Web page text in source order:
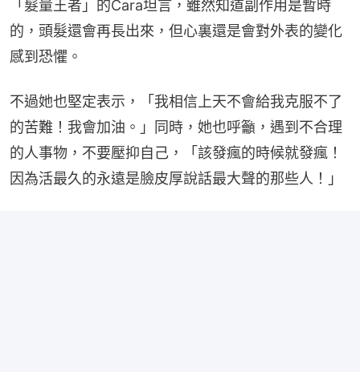
「髮量王者」的Cara坦言，雖然知道副作用是暫時
的，頭髮還會再長出來，但心裏還是會對外表的變化
感到恐懼。
不過她也堅定表示，「我相信上天不會給我克服不了
的苦難！我會加油。」同時，她也呼籲，遇到不合理
的人事物，不要壓抑自己，「該發瘋的時候就發瘋！
因為活最久的永遠是臉皮厚說話最大聲的那些人！」